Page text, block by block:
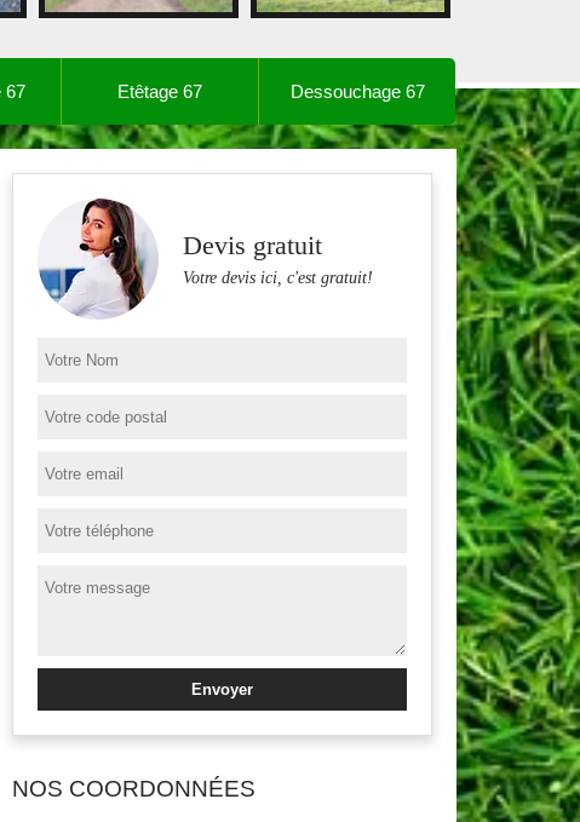
67 Etêtage 67 Dessouchage 67
Devis gratuit
Votre devis ici, c'est gratuit!
NOS COORDONNÉES